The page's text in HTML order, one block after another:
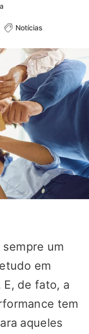
Notícias
um
em
de fato, a
tem
aqueles